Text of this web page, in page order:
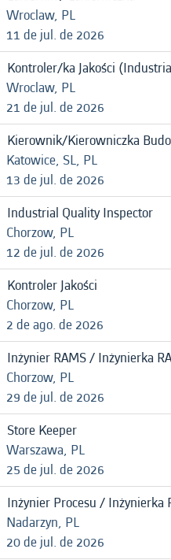
Wroclaw, PL
11 de jul. de 2026
Kontroler/ka Jakości
Wroclaw, PL
21 de jul. de 2026
Kierownik/Kierowniczka
Katowice, SL, PL
13 de jul. de 2026
Industrial Quality Inspector
Chorzow, PL
12 de jul. de 2026
Kontroler Jakości
Chorzow, PL
2 de ago. de 2026
Inżynier RAMS / Inżynierka
Chorzow, PL
29 de jul. de 2026
Store Keeper
Warszawa, PL
25 de jul. de 2026
Inżynier Procesu / Inżynierka
Nadarzyn, PL
20 de jul. de 2026